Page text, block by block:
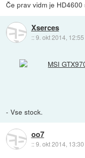
Če prav vidm je
Xserces
::9. okt 2014, 12:55
- Vse stock.
oo7
::9. okt 2014, 13:30